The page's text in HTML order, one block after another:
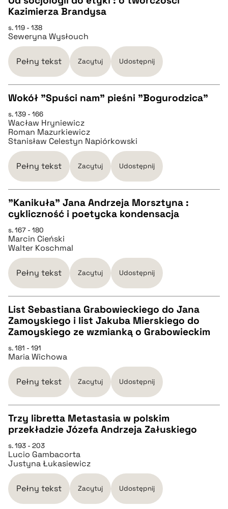
pobierz cytat
pobierz cytat
BIBTEX
Kazimierza Brandysa
s. 119 - 138
Seweryna Wysłouch
Pełny tekst Zacytuj Udostępnij
CZYSTY TEKST
pobierz cytat
BIBTEX
pobierz cytat
Wokół "Spuści nam" pieśni "Bogurodzica"
s. 139 - 166
Wacław Hryniewicz
Roman Mazurkiewicz
Stanisław Celestyn Napiórkowski
Pełny tekst Zacytuj Udostępnij
CZYSTY TEKST
pobierz cytat
pobierz cytat
"Kanikuła" Jana Andrzeja Morsztyna :
cykliczność i poetycka kondensacja
s. 167 - 180
Marcin Cieński
Walter Koschmal
Pełny tekst Zacytuj Udostępnij
CZYSTY TEKST
pobierz cytat
BIBTEX
pobierz cytat
List Sebastiana Grabowieckiego do Jana
Zamoyskiego i list Jakuba Mierskiego do
Zamoyskiego ze wzmianką o Grabowieckim
s. 181 - 191
Maria Wichowa
Pełny tekst Zacytuj Udostępnij
pobierz cytat
Trzy libretta Metastasia w polskim
przekładzie Józefa Andrzeja Załuskiego
s. 193 - 203
Lucio Gambacorta
Justyna Łukasiewicz
Pełny tekst Zacytuj Udostępnij